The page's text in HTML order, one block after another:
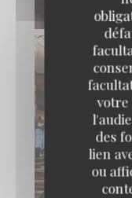
votre
des
lien
ou